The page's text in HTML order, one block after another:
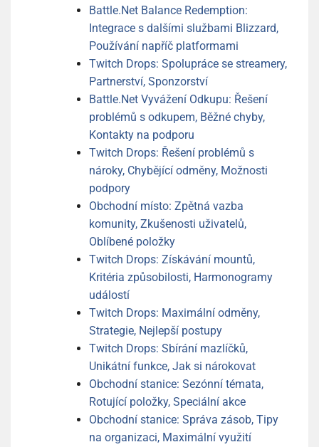
Battle.Net Balance Redemption:
Integrace s dalšími službami Blizzard,
Používání napříč platformami
Twitch Drops: Spolupráce se streamery,
Partnerství, Sponzorství
Battle.Net Vyvážení Odkupu: Řešení
problémů s odkupem, Běžné chyby,
Kontakty na podporu
Twitch Drops: Řešení problémů s
nároky, Chybějící odměny, Možnosti
podpory
Obchodní místo: Zpětná vazba
komunity, Zkušenosti uživatelů,
Oblíbené položky
Twitch Drops: Získávání mountů,
Kritéria způsobilosti, Harmonogramy
událostí
Twitch Drops: Maximální odměny,
Strategie, Nejlepší postupy
Twitch Drops: Sbírání mazlíčků,
Unikátní funkce, Jak si nárokovat
Obchodní stanice: Sezónní témata,
Rotující položky, Speciální akce
Obchodní stanice: Správa zásob, Tipy
na organizaci, Maximální využití